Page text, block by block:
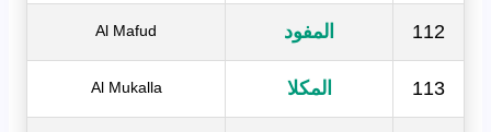
112 المفود Al Mafud
113 المكلا Al Mukalla